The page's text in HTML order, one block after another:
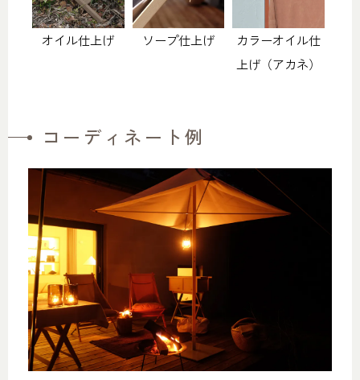
オイル仕上げ ソープ仕上げ
カラーオイル仕
上げ（アカネ）
コーディネート例